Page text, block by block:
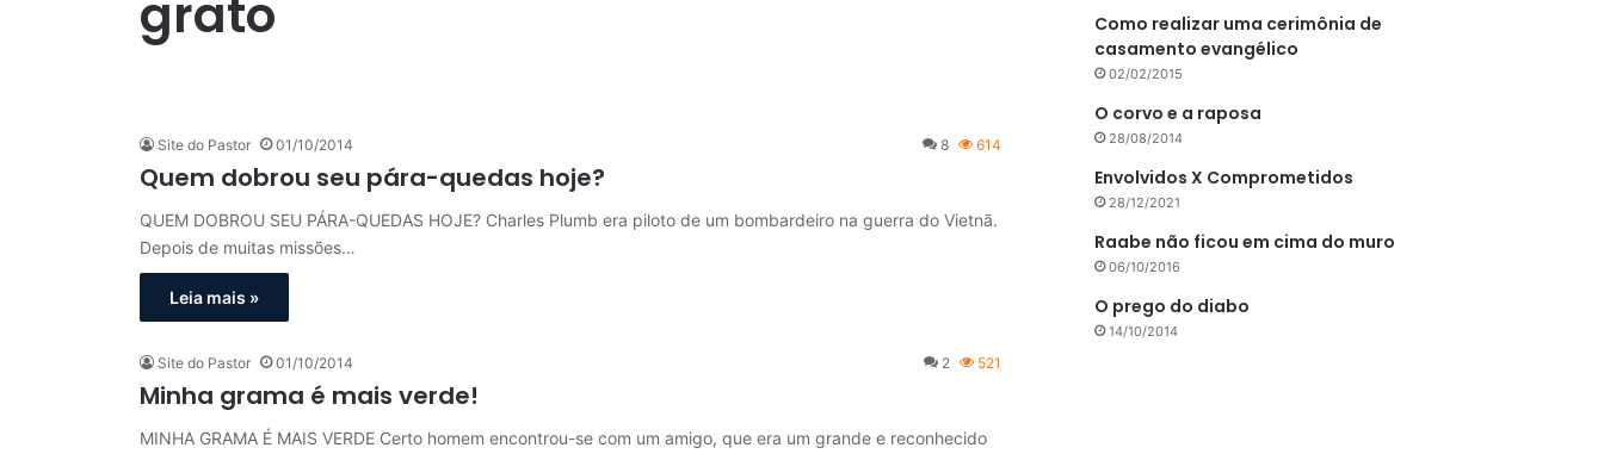
grato
Site do Pastor 01/10/2014 8 614
Quem dobrou seu pára-quedas hoje?
QUEM DOBROU SEU PÁRA-QUEDAS HOJE? Charles Plumb era piloto de um bombardeiro na guerra do Vietnã.
Depois de muitas missões…
Leia mais »
Site do Pastor 01/10/2014 2 521
Minha grama é mais verde!
MINHA GRAMA É MAIS VERDE Certo homem encontrou-se com um amigo, que era um grande e reconhecido
Como realizar uma cerimônia de
casamento evangélico
02/02/2015
O corvo e a raposa
28/08/2014
Envolvidos X Comprometidos
28/12/2021
Raabe não ficou em cima do muro
06/10/2016
O prego do diabo
14/10/2014